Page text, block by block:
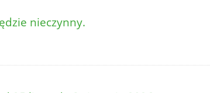
nieczynny.